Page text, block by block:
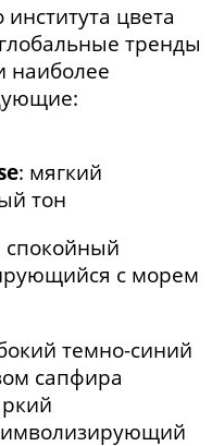
цвета
тренды
наиболее
: мягкий
тон
спокойный
с морем
темно-синий
сапфира